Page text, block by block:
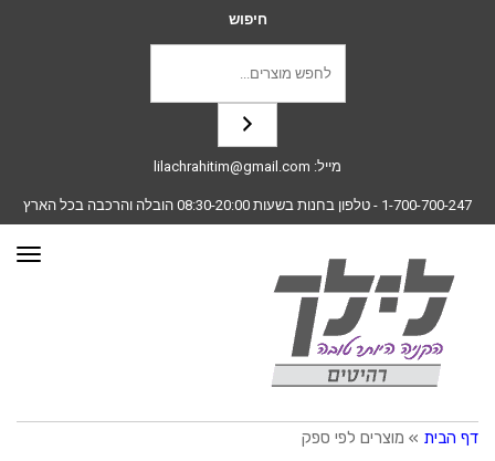
חיפוש
מייל: lilachrahitim@gmail.com
1-700-700-247 - טלפון בחנות בשעות 08:30-20:00 הובלה והרכבה בכל הארץ
דף הבית » מוצרים לפי ספק